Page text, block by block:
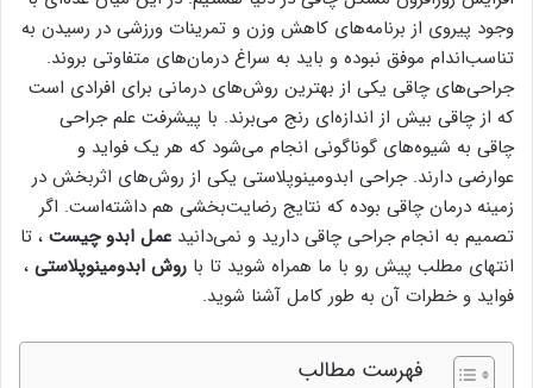
وجود پیروی از برنامه‌های کاهش وزن و تمرینات ورزشی در رسیدن به
تناسب‌اندام موفق نبوده و باید به سراغ درمان‌های متفاوتی بروند.
جراحی‌های چاقی یکی از بهترین روش‌های درمانی برای افرادی است
که از چاقی بیش از اندازه‌ای رنج می‌برند. با پیشرفت علم جراحی
چاقی به شیوه‌های گوناگونی انجام می‌شود که هر یک فواید و
عوارضی دارند. جراحی ابدومینوپلاستی یکی از روش‌های اثربخش در
زمینه درمان چاقی بوده که نتایج رضایت‌بخشی هم داشته‌است. اگر
تصمیم به انجام جراحی چاقی دارید و نمی‌دانید عمل ابدو چیست ، تا
انتهای مطلب پیش رو با ما همراه شوید تا با روش ابدومینوپلاستی ،
فواید و خطرات آن به طور کامل آشنا شوید.
فهرست مطالب